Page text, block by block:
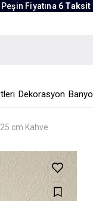
Fiyatına 6 Taksit
Dekorasyon Banyo
cm Kahve